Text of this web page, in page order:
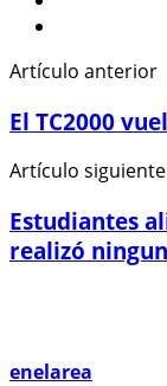
Artículo anterior
El TC2000
Artículo siguiente
Estudiantes
realizó
enelarea